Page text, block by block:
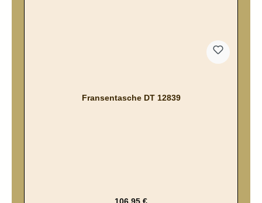
Fransentasche DT 12839
Regulärer Preis: